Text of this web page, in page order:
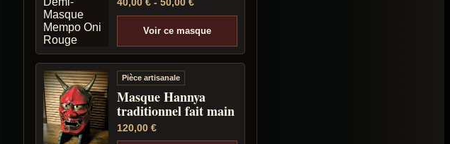
Voir ce masque
Pièce artisanale
Masque Hannya
traditionnel fait main
120,00 €